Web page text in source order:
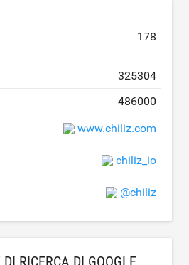
178
325304
486000
www.chiliz.com
chiliz_io
@chiliz
RICERCA DI GOOGLE